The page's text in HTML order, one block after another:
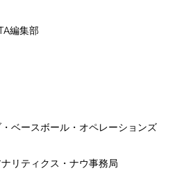
編集部
ベースボール・オペレーションズ
リティクス・ナウ事務局